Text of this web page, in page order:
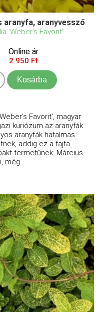
aranyfa, aranyvessző
'Weber's Favorit'
Online ár
2 950 Ft
Kosárba
Favorit', magyar
kuriózum az aranyfák
aranyfák hatalmas
addig ez a fajta
termetűnek. Március-
még ...